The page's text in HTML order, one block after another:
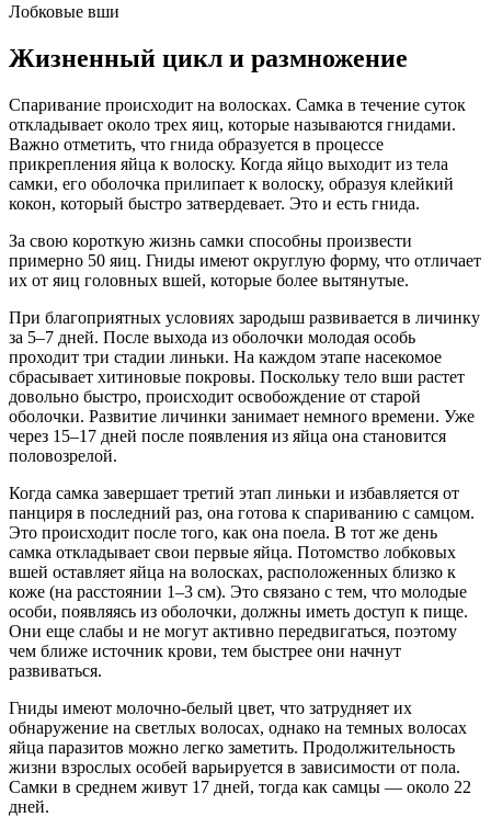
Лобковые вши
Жизненный цикл и размножение
Спаривание происходит на волосках. Самка в течение суток
откладывает около трех яиц, которые называются гнидами.
Важно отметить, что гнида образуется в процессе
прикрепления яйца к волоску. Когда яйцо выходит из тела
самки, его оболочка прилипает к волоску, образуя клейкий
кокон, который быстро затвердевает. Это и есть гнида.
За свою короткую жизнь самки способны произвести
примерно 50 яиц. Гниды имеют округлую форму, что отличает
их от яиц головных вшей, которые более вытянутые.
При благоприятных условиях зародыш развивается в личинку
за 5–7 дней. После выхода из оболочки молодая особь
проходит три стадии линьки. На каждом этапе насекомое
сбрасывает хитиновые покровы. Поскольку тело вши растет
довольно быстро, происходит освобождение от старой
оболочки. Развитие личинки занимает немного времени. Уже
через 15–17 дней после появления из яйца она становится
половозрелой.
Когда самка завершает третий этап линьки и избавляется от
панциря в последний раз, она готова к спариванию с самцом.
Это происходит после того, как она поела. В тот же день
самка откладывает свои первые яйца. Потомство лобковых
вшей оставляет яйца на волосках, расположенных близко к
коже (на расстоянии 1–3 см). Это связано с тем, что молодые
особи, появляясь из оболочки, должны иметь доступ к пище.
Они еще слабы и не могут активно передвигаться, поэтому
чем ближе источник крови, тем быстрее они начнут
развиваться.
Гниды имеют молочно-белый цвет, что затрудняет их
обнаружение на светлых волосах, однако на темных волосах
яйца паразитов можно легко заметить. Продолжительность
жизни взрослых особей варьируется в зависимости от пола.
Самки в среднем живут 17 дней, тогда как самцы — около 22
дней.